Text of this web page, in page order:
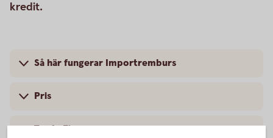
kredit.
Så här fungerar Importremburs
Pris
Trade Finance